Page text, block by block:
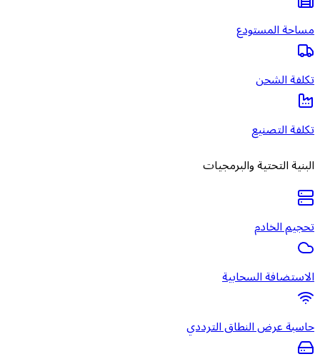
مساحة المستودع
تكلفة الشحن
تكلفة التصنيع
البنية التحتية والبرمجيات
تحجيم الخادم
الاستضافة السحابية
حاسبة عرض النطاق الترددي